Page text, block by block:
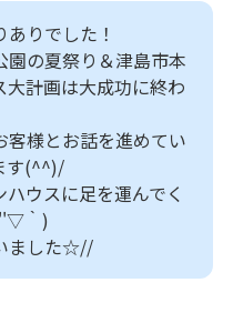
りでした！
園の夏祭り＆津島市本
大計画は大成功に終わ
客様とお話を進めてい
す(^^)/
ウスに足を運んでく
｀)
ました☆//